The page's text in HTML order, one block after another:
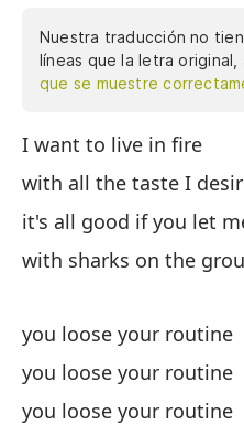
Nuestra traducción no
líneas que la letra original,
que se muestre
I want to live in fire
with all the taste I
it's all good if you let
with sharks on the
you loose your routine
you loose your routine
you loose your routine